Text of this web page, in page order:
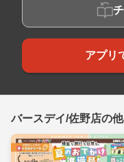
アプリ
バースデイ/佐野店の